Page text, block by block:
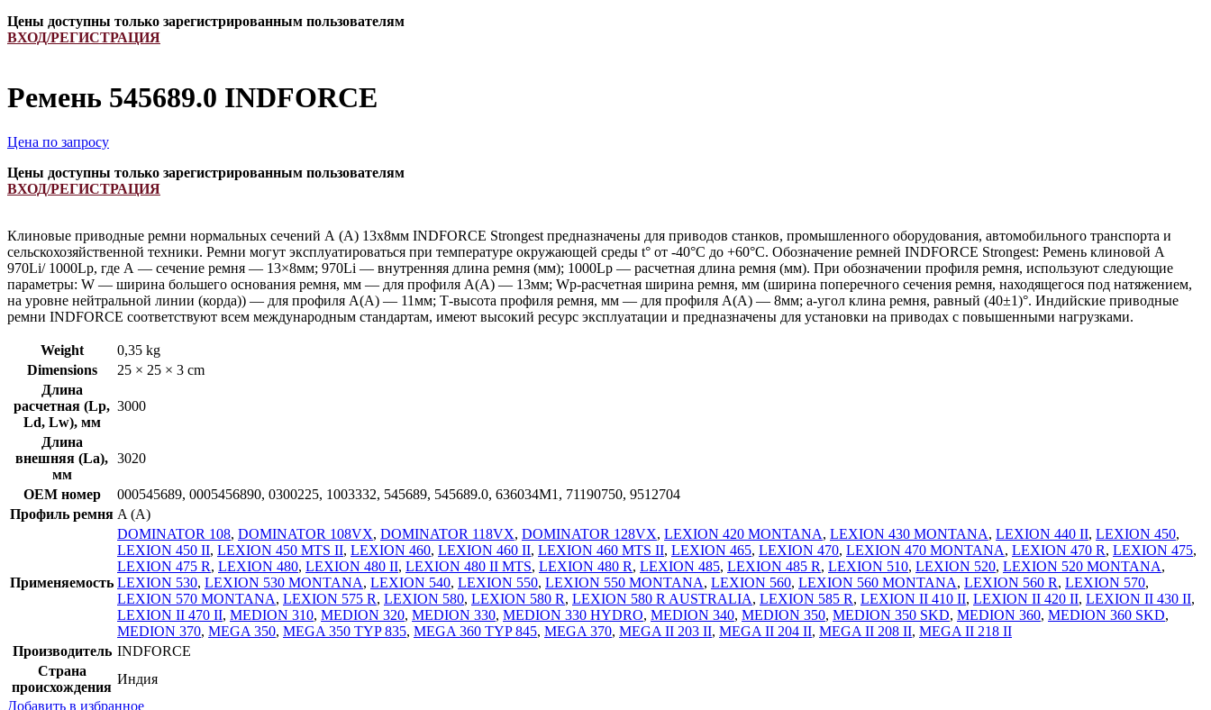
Цены доступны только зарегистрированным пользователям
ВХОД/РЕГИСТРАЦИЯ
Ремень 545689.0 INDFORCE
Цена по запросу
Цены доступны только зарегистрированным пользователям
ВХОД/РЕГИСТРАЦИЯ
Клиновые приводные ремни нормальных сечений А (А) 13х8мм INDFORCE Strongest предназначены для приводов станков, промышленного оборудования, автомобильного транспорта и
сельскохозяйственной техники. Ремни могут эксплуатироваться при температуре окружающей среды t° от -40°С до +60°С. Обозначение ремней INDFORCE Strongest: Ремень клиновой А
970Li/ 1000Lp, где А — сечение ремня — 13×8мм; 970Li — внутренняя длина ремня (мм); 1000Lp — расчетная длина ремня (мм). При обозначении профиля ремня, используют следующие
параметры: W — ширина большего основания ремня, мм — для профиля А(А) — 13мм; Wp-расчетная ширина ремня, мм (ширина поперечного сечения ремня, находящегося под натяжением,
на уровне нейтральной линии (корда)) — для профиля А(А) — 11мм; Т-высота профиля ремня, мм — для профиля А(А) — 8мм; a-угол клина ремня, равный (40±1)°. Индийские приводные
ремни INDFORCE соответствуют всем международным стандартам, имеют высокий ресурс эксплуатации и предназначены для установки на приводах с повышенными нагрузками.
Weight
0,35 kg
Dimensions
25 × 25 × 3 cm
Длина
расчетная (Lp,
Ld, Lw), мм
3000
Длина
внешняя (La),
мм
3020
OEM номер
000545689, 0005456890, 0300225, 1003332, 545689, 545689.0, 636034M1, 71190750, 9512704
Профиль ремня A (A)
Применяемость
DOMINATOR 108, DOMINATOR 108VX, DOMINATOR 118VX, DOMINATOR 128VX, LEXION 420 MONTANA, LEXION 430 MONTANA, LEXION 440 II, LEXION 450,
LEXION 450 II, LEXION 450 MTS II, LEXION 460, LEXION 460 II, LEXION 460 MTS II, LEXION 465, LEXION 470, LEXION 470 MONTANA, LEXION 470 R, LEXION 475,
LEXION 475 R, LEXION 480, LEXION 480 II, LEXION 480 II MTS, LEXION 480 R, LEXION 485, LEXION 485 R, LEXION 510, LEXION 520, LEXION 520 MONTANA,
LEXION 530, LEXION 530 MONTANA, LEXION 540, LEXION 550, LEXION 550 MONTANA, LEXION 560, LEXION 560 MONTANA, LEXION 560 R, LEXION 570,
LEXION 570 MONTANA, LEXION 575 R, LEXION 580, LEXION 580 R, LEXION 580 R AUSTRALIA, LEXION 585 R, LEXION II 410 II, LEXION II 420 II, LEXION II 430 II,
LEXION II 470 II, MEDION 310, MEDION 320, MEDION 330, MEDION 330 HYDRO, MEDION 340, MEDION 350, MEDION 350 SKD, MEDION 360, MEDION 360 SKD,
MEDION 370, MEGA 350, MEGA 350 TYP 835, MEGA 360 TYP 845, MEGA 370, MEGA II 203 II, MEGA II 204 II, MEGA II 208 II, MEGA II 218 II
Производитель INDFORCE
Страна
происхождения
Индия
Добавить в избранное